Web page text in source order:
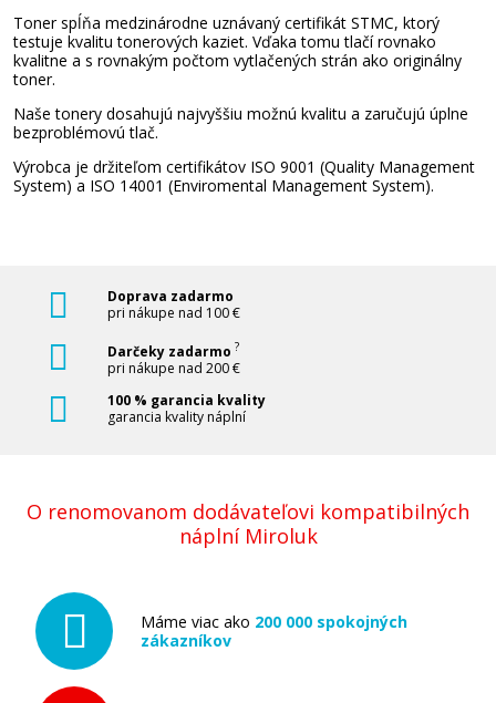
Toner spĺňa medzinárodne uznávaný certifikát STMC, ktorý
testuje kvalitu tonerových kaziet. Vďaka tomu tlačí rovnako
kvalitne a s rovnakým počtom vytlačených strán ako originálny
toner.
Naše tonery dosahujú najvyššiu možnú kvalitu a zaručujú úplne
bezproblémovú tlač.
Výrobca je držiteľom certifikátov ISO 9001 (Quality Management
System) a ISO 14001 (Enviromental Management System).
Doprava zadarmo
pri nákupe nad 100 €
Darčeky zadarmo ?
pri nákupe nad 200 €
100 % garancia kvality
garancia kvality náplní
O renomovanom dodávateľovi kompatibilných
náplní Miroluk
Máme viac ako 200 000 spokojných
zákazníkov